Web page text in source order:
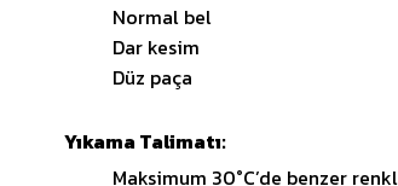
Normal bel
Dar kesim
Düz paça
Yıkama Talimatı:
Maksimum 30°C’de benzer